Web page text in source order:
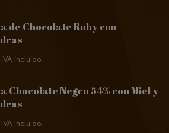
de Chocolate Ruby con
IVA incluido.
Chocolate Negro 54% con Miel y
IVA incluido.